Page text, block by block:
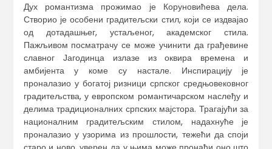
Дух романтизма прожимао је Коруновићева дела.
Створио је особени градитељски стил, који се издвајао
од дотадашњег, устаљеног, академског стила.
Пажљивом посматрачу се може учинити да грађевине
славног Јагодинца излазе из оквира времена и
амбијента у коме су настале. Инспирацију је
проналазио у богатој ризници српског средњовековног
градитељства, у европском романтичарском наслеђу и
делима традиционалних српских мајстора. Трагајући за
националним градитељским стилом, надахнуће је
проналазио у узорима из прошлости, тежећи да споји